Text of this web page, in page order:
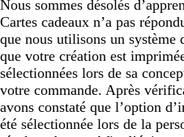
Nous sommes désolés
Cartes cadeaux n’a pas
que nous utilisons un système
que votre création est
sélectionnées lors de sa
votre commande. Après
avons constaté que l’option
été sélectionnée lors de la